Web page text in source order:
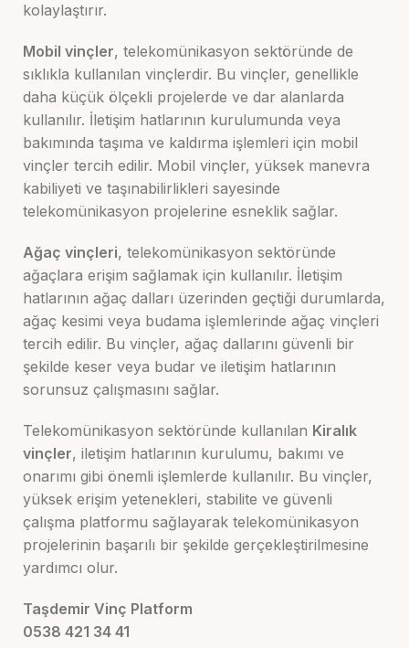
kolaylaştırır.
Mobil vinçler, telekomünikasyon sektöründe de
sıklıkla kullanılan vinçlerdir. Bu vinçler, genellikle
daha küçük ölçekli projelerde ve dar alanlarda
kullanılır. İletişim hatlarının kurulumunda veya
bakımında taşıma ve kaldırma işlemleri için mobil
vinçler tercih edilir. Mobil vinçler, yüksek manevra
kabiliyeti ve taşınabilirlikleri sayesinde
telekomünikasyon projelerine esneklik sağlar.
Ağaç vinçleri, telekomünikasyon sektöründe
ağaçlara erişim sağlamak için kullanılır. İletişim
hatlarının ağaç dalları üzerinden geçtiği durumlarda,
ağaç kesimi veya budama işlemlerinde ağaç vinçleri
tercih edilir. Bu vinçler, ağaç dallarını güvenli bir
şekilde keser veya budar ve iletişim hatlarının
sorunsuz çalışmasını sağlar.
Telekomünikasyon sektöründe kullanılan Kiralık
vinçler, iletişim hatlarının kurulumu, bakımı ve
onarımı gibi önemli işlemlerde kullanılır. Bu vinçler,
yüksek erişim yetenekleri, stabilite ve güvenli
çalışma platformu sağlayarak telekomünikasyon
projelerinin başarılı bir şekilde gerçekleştirilmesine
yardımcı olur.
Taşdemir Vinç Platform
0538 421 34 41